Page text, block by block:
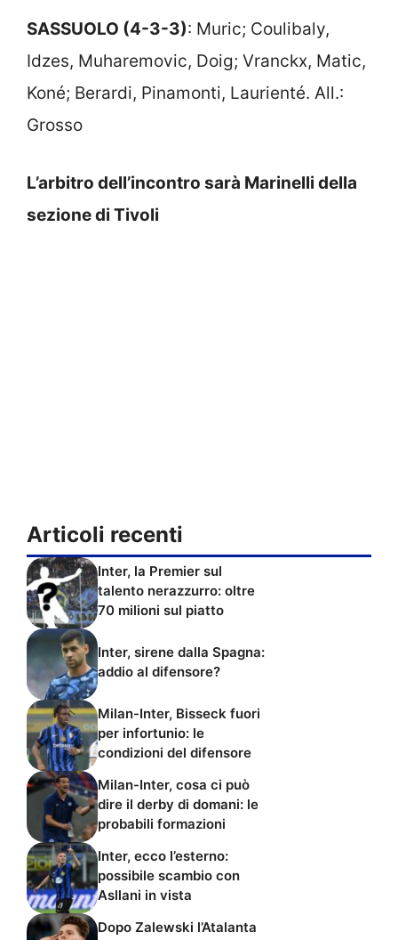
SASSUOLO (4-3-3): Muric; Coulibaly,
Idzes, Muharemovic, Doig; Vranckx, Matic,
Koné; Berardi, Pinamonti, Laurienté. All.:
Grosso
L’arbitro dell’incontro sarà Marinelli della
sezione di Tivoli
Articoli recenti
Inter, la Premier sul
talento nerazzurro: oltre
70 milioni sul piatto
Inter, sirene dalla Spagna:
addio al difensore?
Milan-Inter, Bisseck fuori
per infortunio: le
condizioni del difensore
Milan-Inter, cosa ci può
dire il derby di domani: le
probabili formazioni
Inter, ecco l’esterno:
possibile scambio con
Asllani in vista
Dopo Zalewski l’Atalanta